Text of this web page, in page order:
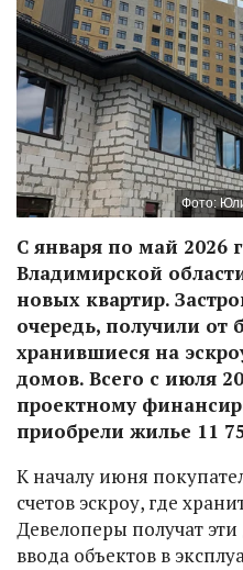
Фото:
С января по май 2026
Владимирской
новых квартир.
очередь, получили от
хранившиеся на
домов. Всего с июля
проектному
приобрели жилье 11
К началу июня
счетов эскроу, где
Девелоперы получат
ввода объектов в